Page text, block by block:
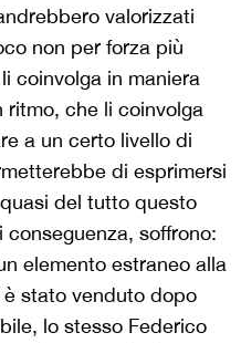
valorizzati
non per forza più
coinvolga in maniera
ritmo, che li coinvolga
a un certo livello di
di esprimersi
del tutto questo
soffrono:
elemento estraneo alla
stato venduto dopo
lo stesso Federico